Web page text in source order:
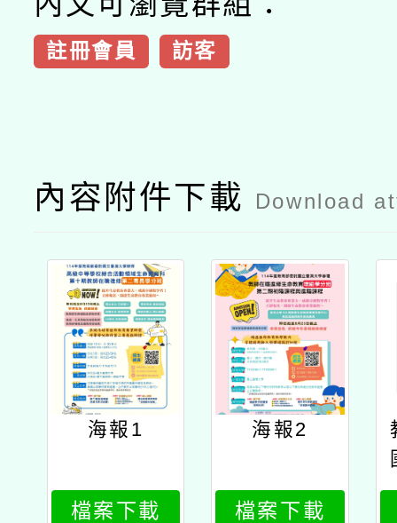
註冊會員 訪客
內容附件下載 Download
海報1
檔案下載
海報2
檔案下載